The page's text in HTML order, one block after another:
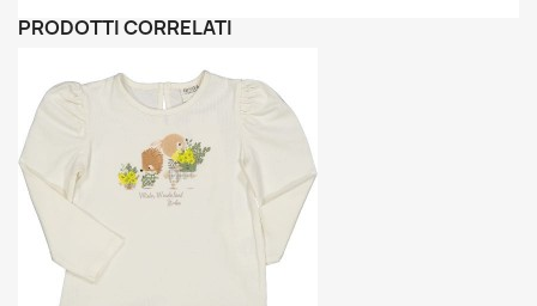
PRODOTTI CORRELATI